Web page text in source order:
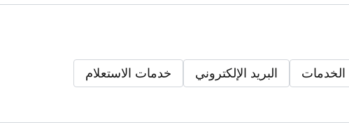
الخدمات البريد الإلكتروني خدمات الاستعلام